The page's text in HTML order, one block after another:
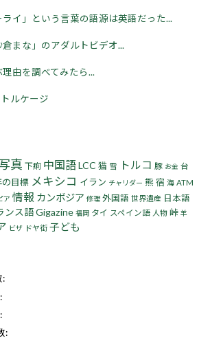
ライ」という言葉の語源は英語だった...
まな」のアダルトビデオ...
由を調べてみたら...
ルケージ
真 下痢 中国語LCC 猫 雪 トルコ 豚 お金 台
の目標 メキシコ イラン チャリダー 熊宿 海 ATM
ア 情報 カンボジア 修理 外国語 世界遺産 日本語
ンス語Gigazine 福岡 タイ スペイン語 人物 峠 羊
ビザ ドヤ街 子ども
:
: